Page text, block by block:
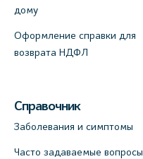
дому
Оформление справки для
возврата НДФЛ
Справочник
Заболевания и симптомы
Часто задаваемые вопросы